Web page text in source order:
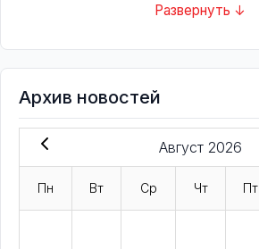
Развернуть ↓
Архив новостей
Август 2026
Пн Вт Ср Чт Пт